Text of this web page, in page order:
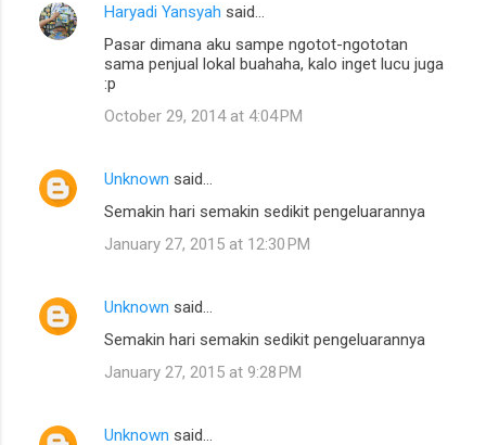
C
n
t
Haryadi Yansyah said…
Pasar dimana aku sampe ngotot-ngototan
sama penjual lokal buahaha, kalo inget lucu juga
:p
October 29, 2014 at 4:04 PM
Unknown said…
Semakin hari semakin sedikit pengeluarannya
January 27, 2015 at 12:30 PM
Unknown said…
Semakin hari semakin sedikit pengeluarannya
January 27, 2015 at 9:28 PM
Unknown said…